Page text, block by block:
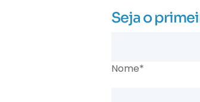
Seja o
Nome*